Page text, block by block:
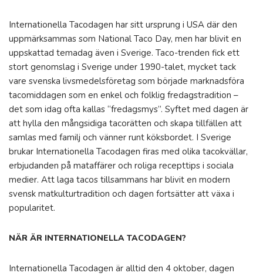
Internationella Tacodagen har sitt ursprung i USA där den
uppmärksammas som National Taco Day, men har blivit en
uppskattad temadag även i Sverige. Taco-trenden fick ett
stort genomslag i Sverige under 1990-talet, mycket tack
vare svenska livsmedelsföretag som började marknadsföra
tacomiddagen som en enkel och folklig fredagstradition –
det som idag ofta kallas “fredagsmys”. Syftet med dagen är
att hylla den mångsidiga tacorätten och skapa tillfällen att
samlas med familj och vänner runt köksbordet. I Sverige
brukar Internationella Tacodagen firas med olika tacokvällar,
erbjudanden på mataffärer och roliga recepttips i sociala
medier. Att laga tacos tillsammans har blivit en modern
svensk matkulturtradition och dagen fortsätter att växa i
popularitet.
NÄR ÄR INTERNATIONELLA TACODAGEN?
Internationella Tacodagen är alltid den 4 oktober, dagen